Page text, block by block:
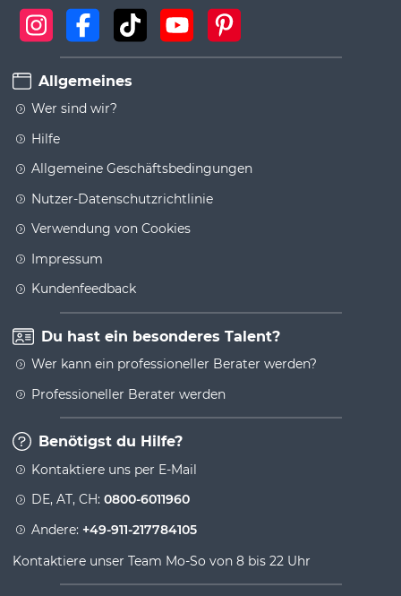
Allgemeines
Wer sind wir?
Hilfe
Allgemeine Geschäftsbedingungen
Nutzer-Datenschutzrichtlinie
Verwendung von Cookies
Impressum
Kundenfeedback
Du hast ein besonderes Talent?
Wer kann ein professioneller Berater werden?
Professioneller Berater werden
Benötigst du Hilfe?
Kontaktiere uns per E-Mail
DE, AT, CH: 0800-6011960
Andere: +49-911-217784105
Kontaktiere unser Team Mo-So von 8 bis 22 Uhr